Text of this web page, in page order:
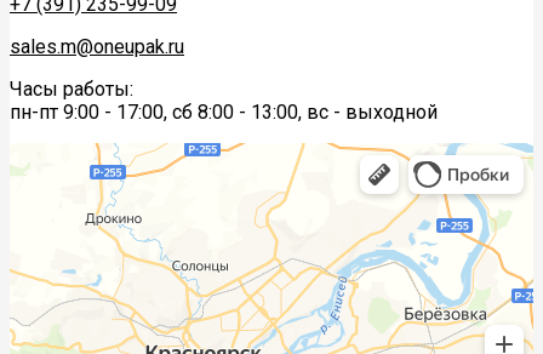
sales.m@oneupak.ru
Часы работы:
пн-пт 9:00 - 17:00, сб 8:00 - 13:00, вс - выходной